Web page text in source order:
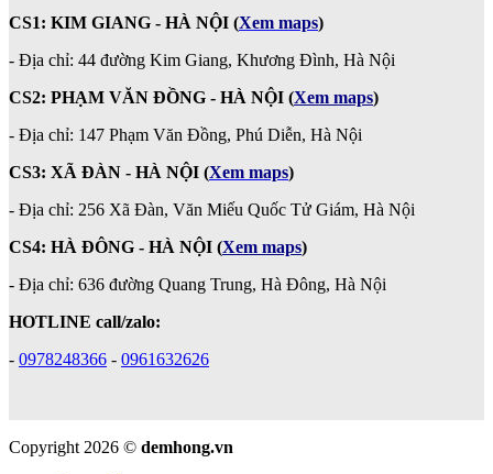
CS1: KIM GIANG - HÀ NỘI (Xem maps)
- Địa chỉ: 44 đường Kim Giang, Khương Đình, Hà Nội
CS2: PHẠM VĂN ĐỒNG - HÀ NỘI (Xem maps)
- Địa chỉ: 147 Phạm Văn Đồng, Phú Diễn, Hà Nội
CS3: XÃ ĐÀN - HÀ NỘI (Xem maps)
- Địa chỉ: 256 Xã Đàn, Văn Miếu Quốc Tử Giám, Hà Nội
CS4: HÀ ĐÔNG - HÀ NỘI (Xem maps)
- Địa chỉ: 636 đường Quang Trung, Hà Đông, Hà Nội
HOTLINE call/zalo:
- 0978248366 - 0961632626
Copyright 2026 © demhong.vn